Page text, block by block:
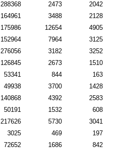
288368 2473
2042
164961 3488
2128
175986 12654
4905
152964 7964
3125
276056 3182
3252
126845 2673
1510
53341 844
163
49938 3700
1428
140868 4392
2583
50191 1532
608
217626 5730
3041
3025 469
197
72652 1686
842